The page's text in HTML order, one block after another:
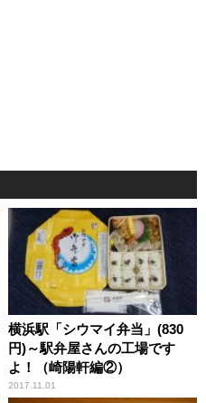
横浜駅「シウマイ弁当」(830
円)～駅弁屋さんの工場です
よ！（崎陽軒編②）
2017.11.01